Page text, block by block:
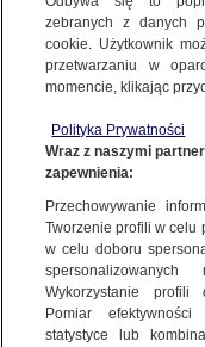
04.08.2026
W LIPCU 2026 R. WIDZOWIE
POSTAWILI NA OFERTĘ KANAŁÓW
TVN
zebranych z danych
cookie. Użytkownik
przetwarzaniu w
momencie, klikając
Polityka Prywatności
Wraz z naszymi
zapewnienia:
Przechowywanie
Tworzenie profili w celu
w celu doboru
Wykorzystanie profili
Pomiar
statystyce lub